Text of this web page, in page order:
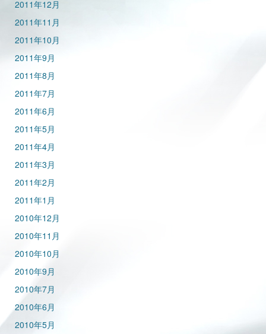
2011年12月
2011年11月
2011年10月
2011年9月
2011年8月
2011年7月
2011年6月
2011年5月
2011年4月
2011年3月
2011年2月
2011年1月
2010年12月
2010年11月
2010年10月
2010年9月
2010年7月
2010年6月
2010年5月